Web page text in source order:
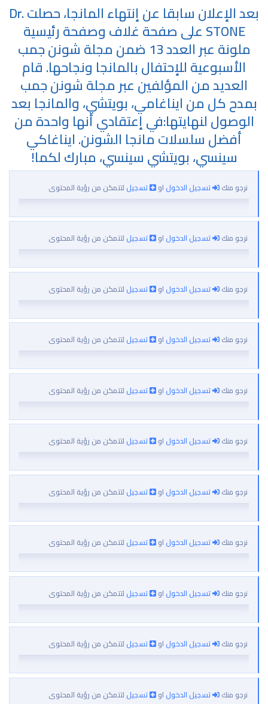
بعد الإعلان سابقا عن إنتهاء المانجا، حصلت Dr.
STONE على صفحة غلاف وصفحة رئيسية
ملونة عبر العدد 13 ضمن مجلة شونن جمب
الأسبوعية للإحتفال بالمانجا ونجاحها. قام
العديد من المؤلفين عبر مجلة شونن جمب
بمدح كل من ايناغامي، بويتشي، والمانجا بعد
الوصول لنهايتها:في إعتقادي أنها واحدة من
أفضل سلسلات مانجا الشونن. ايناغاكي
سينسي، بويتشي سينسي، مبارك لكما!
نرجو منك تسجيل الدخول او تسجيل لتتمكن من رؤية المحتوى
نرجو منك تسجيل الدخول او تسجيل لتتمكن من رؤية المحتوى
نرجو منك تسجيل الدخول او تسجيل لتتمكن من رؤية المحتوى
نرجو منك تسجيل الدخول او تسجيل لتتمكن من رؤية المحتوى
نرجو منك تسجيل الدخول او تسجيل لتتمكن من رؤية المحتوى
نرجو منك تسجيل الدخول او تسجيل لتتمكن من رؤية المحتوى
نرجو منك تسجيل الدخول او تسجيل لتتمكن من رؤية المحتوى
نرجو منك تسجيل الدخول او تسجيل لتتمكن من رؤية المحتوى
نرجو منك تسجيل الدخول او تسجيل لتتمكن من رؤية المحتوى
نرجو منك تسجيل الدخول او تسجيل لتتمكن من رؤية المحتوى
نرجو منك تسجيل الدخول او تسجيل لتتمكن من رؤية المحتوى